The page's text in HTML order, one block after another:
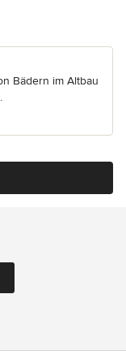
Bädern im Altbau